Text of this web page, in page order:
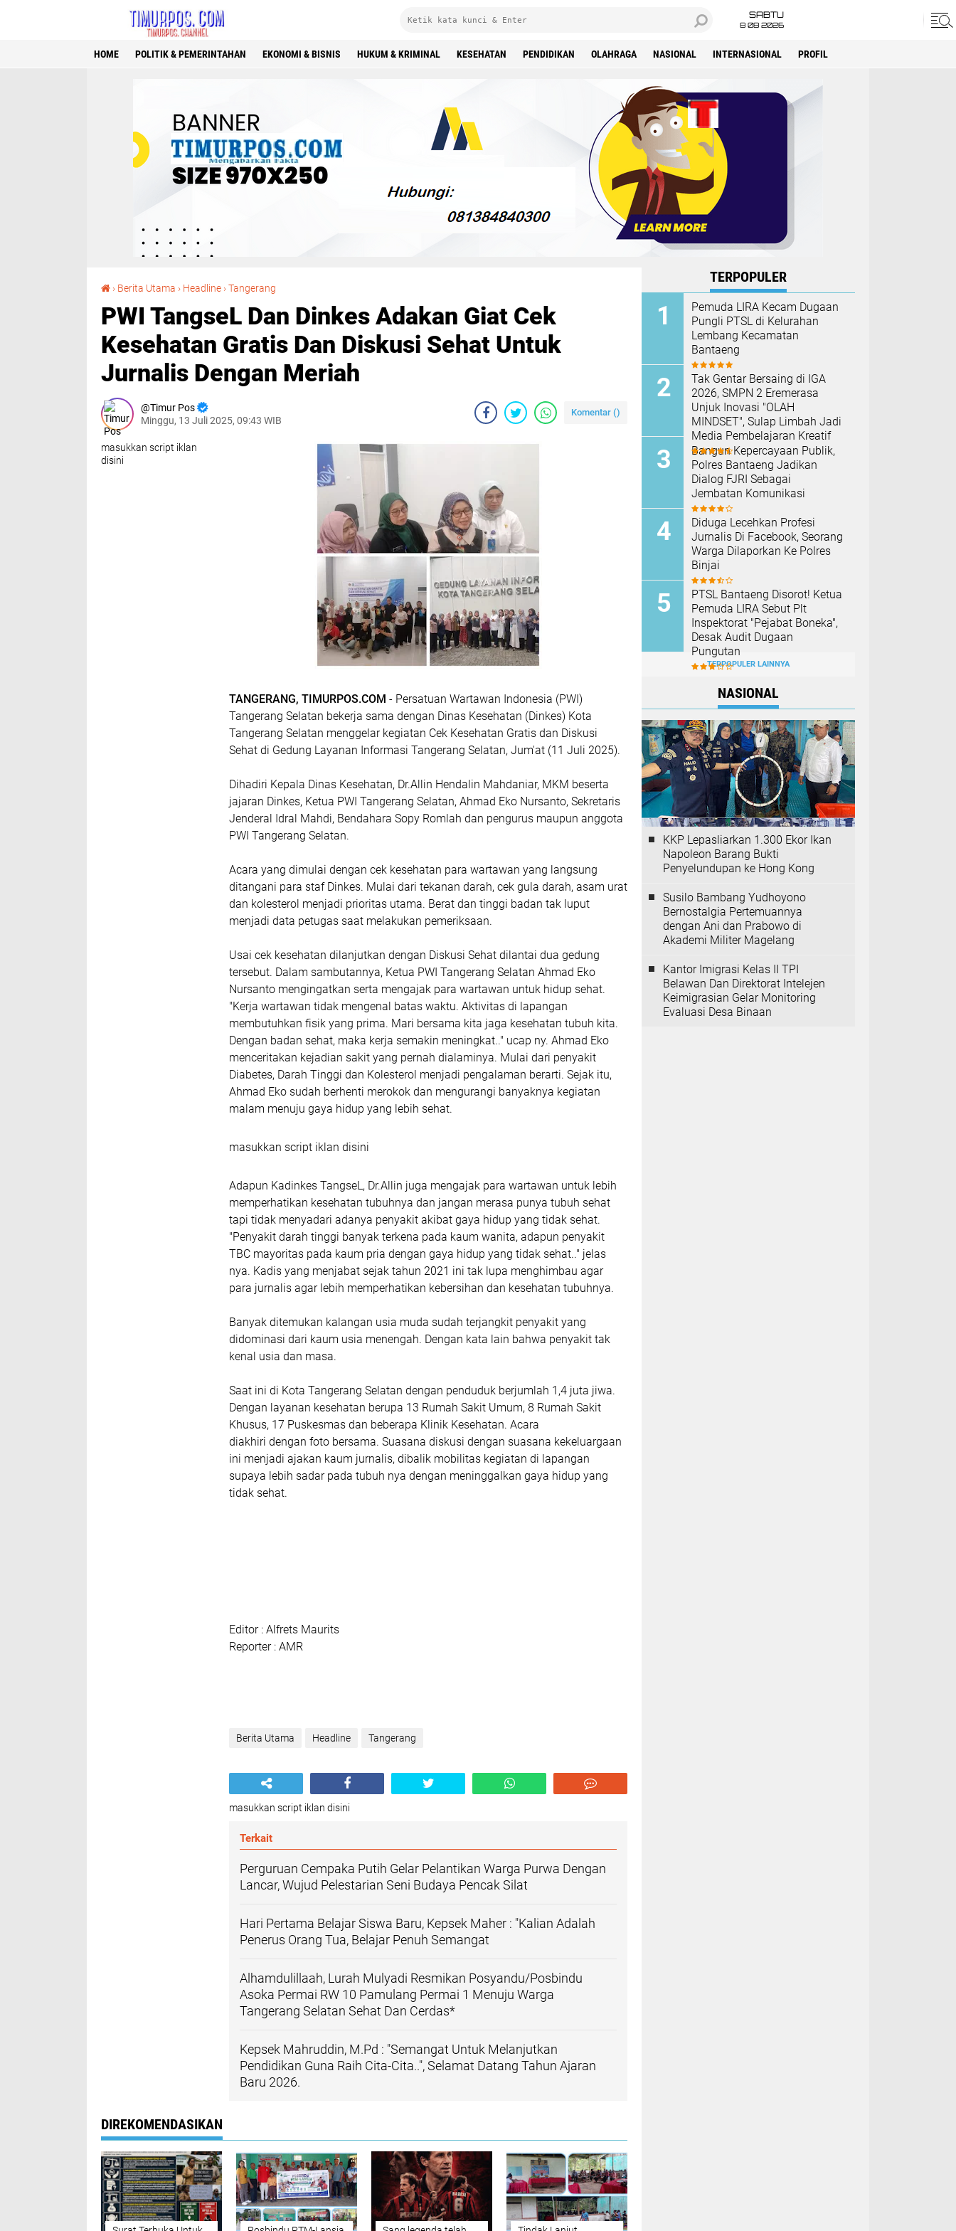
SABTU
8 08 2026
HOME POLITIK & PEMERINTAHAN EKONOMI & BISNIS HUKUM & KRIMINAL KESEHATAN PENDIDIKAN OLAHRAGA NASIONAL INTERNASIONAL PROFIL
› Berita Utama › Headline ›Tangerang
PWI TangseL Dan Dinkes Adakan Giat Cek
Kesehatan Gratis Dan Diskusi Sehat Untuk
Jurnalis Dengan Meriah
Timur Pos
Minggu, 13 Juli 2025, 09:43 WIB
Komentar ()
masukkan script iklan
disini
TANGERANG, TIMURPOS.COM - Persatuan Wartawan Indonesia (PWI)
Tangerang Selatan bekerja sama dengan Dinas Kesehatan (Dinkes) Kota
Tangerang Selatan menggelar kegiatan Cek Kesehatan Gratis dan Diskusi
Sehat di Gedung Layanan Informasi Tangerang Selatan, Jum'at (11 Juli 2025).
Dihadiri Kepala Dinas Kesehatan, Dr.Allin Hendalin Mahdaniar, MKM beserta
jajaran Dinkes, Ketua PWI Tangerang Selatan, Ahmad Eko Nursanto, Sekretaris
Jenderal Idral Mahdi, Bendahara Sopy Romlah dan pengurus maupun anggota
PWI Tangerang Selatan.
Acara yang dimulai dengan cek kesehatan para wartawan yang langsung
ditangani para staf Dinkes. Mulai dari tekanan darah, cek gula darah, asam urat
dan kolesterol menjadi prioritas utama. Berat dan tinggi badan tak luput
menjadi data petugas saat melakukan pemeriksaan.
Usai cek kesehatan dilanjutkan dengan Diskusi Sehat dilantai dua gedung
tersebut. Dalam sambutannya, Ketua PWI Tangerang Selatan Ahmad Eko
Nursanto mengingatkan serta mengajak para wartawan untuk hidup sehat.
"Kerja wartawan tidak mengenal batas waktu. Aktivitas di lapangan
membutuhkan fisik yang prima. Mari bersama kita jaga kesehatan tubuh kita.
Dengan badan sehat, maka kerja semakin meningkat.." ucap ny. Ahmad Eko
menceritakan kejadian sakit yang pernah dialaminya. Mulai dari penyakit
Diabetes, Darah Tinggi dan Kolesterol menjadi pengalaman berarti. Sejak itu,
Ahmad Eko sudah berhenti merokok dan mengurangi banyaknya kegiatan
malam menuju gaya hidup yang lebih sehat.
masukkan script iklan disini
Adapun Kadinkes TangseL, Dr.Allin juga mengajak para wartawan untuk lebih
memperhatikan kesehatan tubuhnya dan jangan merasa punya tubuh sehat
tapi tidak menyadari adanya penyakit akibat gaya hidup yang tidak sehat.
"Penyakit darah tinggi banyak terkena pada kaum wanita, adapun penyakit
TBC mayoritas pada kaum pria dengan gaya hidup yang tidak sehat.." jelas
nya. Kadis yang menjabat sejak tahun 2021 ini tak lupa menghimbau agar
para jurnalis agar lebih memperhatikan kebersihan dan kesehatan tubuhnya.
Banyak ditemukan kalangan usia muda sudah terjangkit penyakit yang
didominasi dari kaum usia menengah. Dengan kata lain bahwa penyakit tak
kenal usia dan masa.
Saat ini di Kota Tangerang Selatan dengan penduduk berjumlah 1,4 juta jiwa.
Dengan layanan kesehatan berupa 13 Rumah Sakit Umum, 8 Rumah Sakit
Khusus, 17 Puskesmas dan beberapa Klinik Kesehatan. Acara
diakhiri dengan foto bersama. Suasana diskusi dengan suasana kekeluargaan
ini menjadi ajakan kaum jurnalis, dibalik mobilitas kegiatan di lapangan
supaya lebih sadar pada tubuh nya dengan meninggalkan gaya hidup yang
tidak sehat.
Editor : Alfrets Maurits
Reporter : AMR
Berita Utama Headline Tangerang
masukkan script iklan disini
Terkait
Perguruan Cempaka Putih Gelar Pelantikan Warga Purwa Dengan
Lancar, Wujud Pelestarian Seni Budaya Pencak Silat
Hari Pertama Belajar Siswa Baru, Kepsek Maher : "Kalian Adalah
Penerus Orang Tua, Belajar Penuh Semangat
Alhamdulillaah, Lurah Mulyadi Resmikan Posyandu/Posbindu
Asoka Permai RW 10 Pamulang Permai 1 Menuju Warga
Tangerang Selatan Sehat Dan Cerdas*
Kepsek Mahruddin, M.Pd : "Semangat Untuk Melanjutkan
Pendidikan Guna Raih Cita-Cita..", Selamat Datang Tahun Ajaran
Baru 2026.
DIREKOMENDASIKAN
TERPOPULER
Pemuda LIRA Kecam Dugaan
Pungli PTSL di Kelurahan
Lembang Kecamatan
Bantaeng
Tak Gentar Bersaing di IGA
2026, SMPN 2 Eremerasa
Unjuk Inovasi "OLAH
MINDSET", Sulap Limbah Jadi
Media Pembelajaran Kreatif
Bangun Kepercayaan Publik,
Polres Bantaeng Jadikan
Dialog FJRI Sebagai
Jembatan Komunikasi
Diduga Lecehkan Profesi
Jurnalis Di Facebook, Seorang
Warga Dilaporkan Ke Polres
Binjai
PTSL Bantaeng Disorot! Ketua
Pemuda LIRA Sebut Plt
Inspektorat "Pejabat Boneka",
Desak Audit Dugaan
Pungutan
TERPOPULER LAINNYA
NASIONAL
KKP Lepasliarkan 1.300 Ekor Ikan
Napoleon Barang Bukti
Penyelundupan ke Hong Kong
Susilo Bambang Yudhoyono
Bernostalgia Pertemuannya
dengan Ani dan Prabowo di
Akademi Militer Magelang
Kantor Imigrasi Kelas II TPI
Belawan Dan Direktorat Intelejen
Keimigrasian Gelar Monitoring
Evaluasi Desa Binaan